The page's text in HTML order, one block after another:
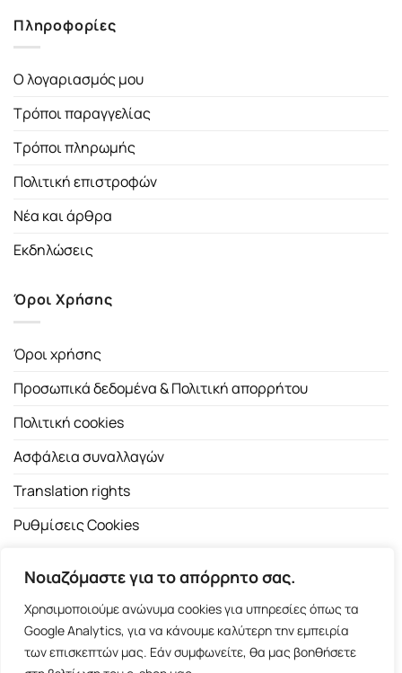
Νοιαζόμαστε για το απόρρητο σας.
Χρησιμοποιούμε ανώνυμα cookies για υπηρεσίες όπως τα
Google Analytics, για να κάνουμε καλύτερη την εμπειρία
των επισκεπτών μας. Εάν συμφωνείτε, θα μας βοηθήσετε
Πληροφορίες
Ο λογαριασμός μου
Τρόποι παραγγελίας
Τρόποι πληρωμής
Πολιτική επιστροφών
Νέα και άρθρα
Εκδηλώσεις
Όροι Χρήσης
Όροι χρήσης
Προσωπικά δεδομένα & Πολιτική απορρήτου
Πολιτική cookies
Ασφάλεια συναλλαγών
Translation rights
Ρυθμίσεις Cookies
Copyright 2026 ©Εκδοτικός Οίκος Α.Α. Λιβάνη| All rights